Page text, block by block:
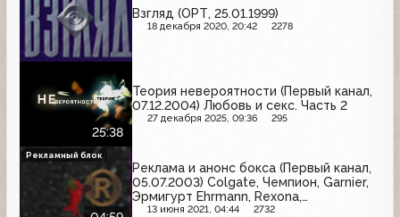
Взгляд (ОРТ, 25.01.1999)
18 декабря 2020, 20:42 2278
25:38
Теория невероятности (Первый канал,
07.12.2004) Любовь и секс. Часть 2
27 декабря 2025, 09:36 295
Реклама и анонс бокса (Первый канал,
05.07.2003) Colgate, Чемпион, Garnier,
Эрмигурт Ehrmann, Rexona,
Хондроксид, Раптор, Фабрика звёзд-2,
13 июня 2021, 04:44 2732
Рекламный блок